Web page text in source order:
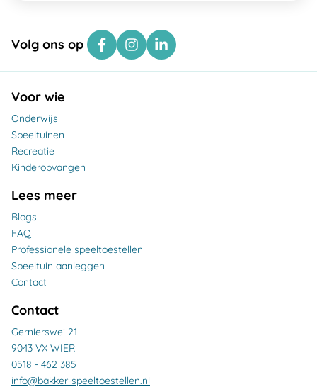
Volg ons op
Voor wie
Onderwijs
Speeltuinen
Recreatie
Kinderopvangen
Lees meer
Blogs
FAQ
Professionele speeltoestellen
Speeltuin aanleggen
Contact
Contact
Gernierswei 21
9043 VX WIER
0518 - 462 385
info@bakker-speeltoestellen.nl